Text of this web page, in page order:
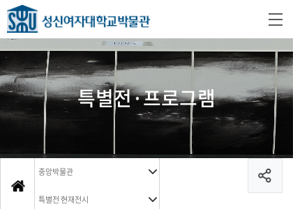
특별전·프로그램
중앙박물관
특별전 현재전시